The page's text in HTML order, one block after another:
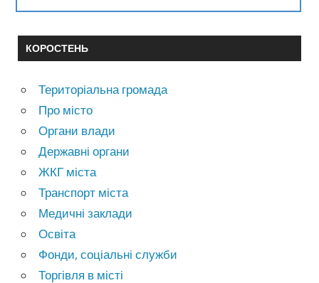
КОРОСТЕНЬ
Територіальна громада
Про місто
Органи влади
Державні органи
ЖКГ міста
Транспорт міста
Медичні заклади
Освіта
Фонди, соціальні служби
Торгівля в місті